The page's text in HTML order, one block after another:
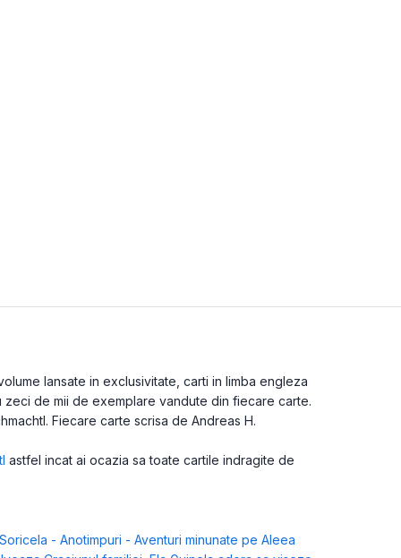
lansate in exclusivitate, carti in limba engleza
zeci de mii de exemplare vandute din fiecare carte.
Fiecare carte scrisa de Andreas H.
astfel incat ai ocazia sa toate cartile indragite de
- Anotimpuri - Aventuri minunate pe Aleea